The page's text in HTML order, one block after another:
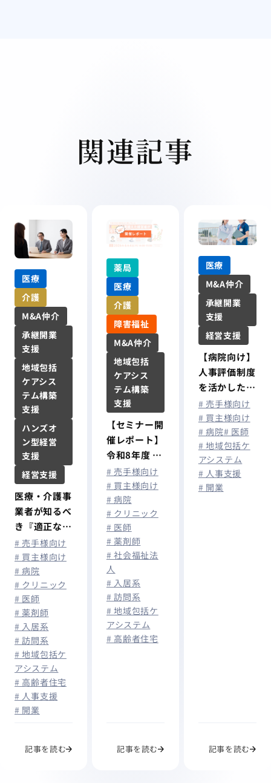
関連記事
医療
介護
M&A仲介
承継開業
支援
地域包括
ケアシス
テム構築
支援
ハンズオ
ン型経営
支援
経営支援
医療・介護事
業者が知るべ
き『適正な有
料職業紹介事
業者認定』と
は？
# 売手様向け
# 買主様向け
# 病院
# クリニック
# 医師
# 薬剤師
# 入居系
# 訪問系
# 地域包括ケ
アシステム
# 高齢者住宅
# 人事支援
# 開業
記事を読む
薬局
医療
介護
障害福祉
M&A仲介
地域包括
ケアシス
テム構築
支援
【セミナー開
催レポート】
令和8年度 税
制改正を機に
考える！ 医
療・介護経営
者が今取り組
むべき「出
口」への備え
とは
# 売手様向け
# 買主様向け
# 病院
# クリニック
# 医師
# 薬剤師
# 社会福祉法
人
# 入居系
# 訪問系
# 地域包括ケ
アシステム
# 高齢者住宅
記事を読む
医療
M&A仲介
承継開業
支援
経営支援
【病院向け】
人事評価制度
を活かした早
期離職防止と
定着支援
# 売手様向け
# 買主様向け
# 病院# 医師
# 地域包括ケ
アシステム
# 人事支援
# 開業
記事を読む